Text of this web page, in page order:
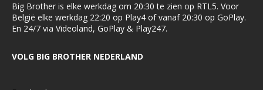
Big Brother is elke werkdag om 20:30 te zien op RTL5. Voor
België elke werkdag 22:20 op Play4 of vanaf 20:30 op GoPlay.
En 24/7 via Videoland, GoPlay & Play247.
VOLG BIG BROTHER NEDERLAND